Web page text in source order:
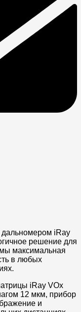
iRay
решение для
максимальная
в любых
iRay VOx
12 мкм, прибор
и